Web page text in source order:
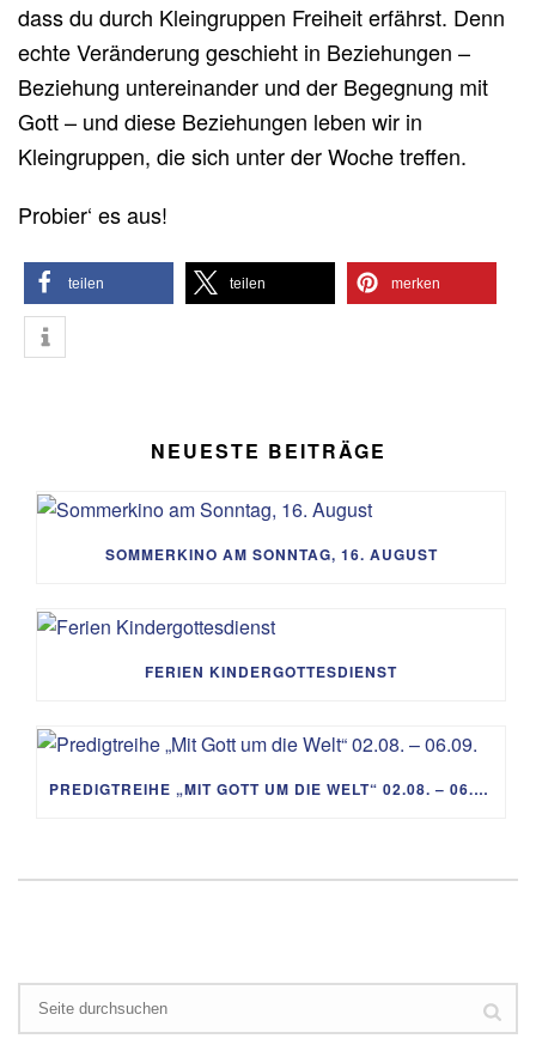
dass du durch Kleingruppen Freiheit erfährst. Denn
echte Veränderung geschieht in Beziehungen –
Beziehung untereinander und der Begegnung mit
Gott – und diese Beziehungen leben wir in
Kleingruppen, die sich unter der Woche treffen.
Probier‘ es aus!
teilen teilen merken
NEUESTE BEITRÄGE
SOMMERKINO AM SONNTAG, 16. AUGUST
FERIEN KINDERGOTTESDIENST
PREDIGTREIHE „MIT GOTT UM DIE WELT“ 02.08. – 06.09.